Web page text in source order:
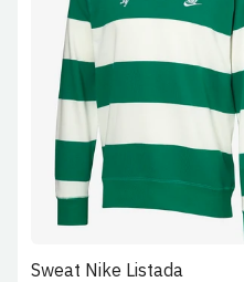
S XL
Sweat Nike Listada